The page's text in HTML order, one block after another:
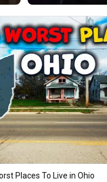
Places To Live in Ohio